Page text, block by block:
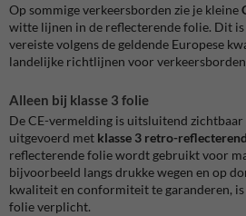
Op sommige verkeersborden zie je kleine
witte lijnen in de reflecterende folie. Dit is
vereiste volgens de geldende Europese
landelijke richtlijnen voor verkeersborden
Alleen bij klasse 3 folie
De CE-vermelding is uitsluitend
uitgevoerd met klasse 3 retro-
reflecterende folie wordt gebruikt voor
bijvoorbeeld langs drukke wegen en op
kwaliteit en conformiteit te garanderen,
folie verplicht.